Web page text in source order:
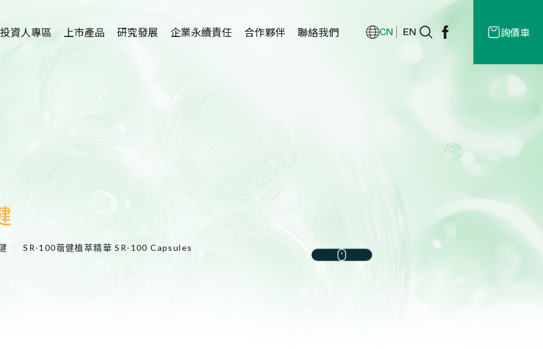
投資人專區 上市產品 研究發展
症及廔管栓塞外用
產品開發
企業永續責任 合作夥伴 聯絡我們 CN EN 詢價車
SR-100蓿健植萃精華 SR-100 Capsules